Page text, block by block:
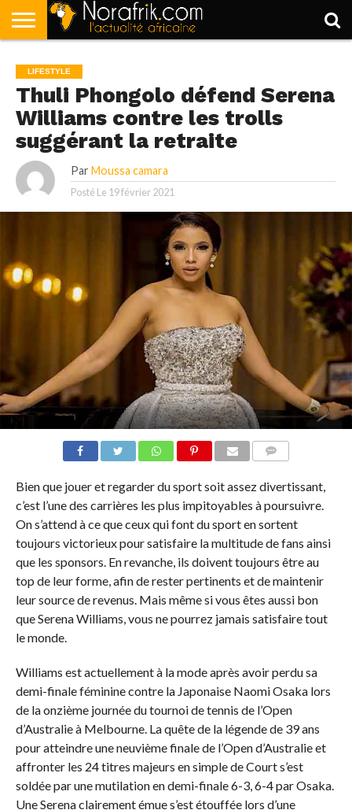
POLITIQUE
SOCIÉTÉ
ECONOMIE
SPORT
LIFESTYLE
LIFESTYLE
Thuli Phongolo défend Serena
Williams contre les trolls
suggérant la retraite
Par Moussa camara
Posté Le 19 février 2021
Bien que jouer et regarder du sport soit assez divertissant,
c’est l’une des carrières les plus impitoyables à poursuivre.
On s’attend à ce que ceux qui font du sport en sortent
toujours victorieux pour satisfaire la multitude de fans ainsi
que les sponsors. En revanche, ils doivent toujours être au
top de leur forme, afin de rester pertinents et de maintenir
leur source de revenus. Mais même si vous êtes aussi bon
que Serena Williams, vous ne pourrez jamais satisfaire tout
le monde.
Williams est actuellement à la mode après avoir perdu sa
demi-finale féminine contre la Japonaise Naomi Osaka lors
de la onzième journée du tournoi de tennis de l’Open
d’Australie à Melbourne. La quête de la légende de 39 ans
pour atteindre une neuvième finale de l’Open d’Australie et
affronter les 24 titres majeurs en simple de Court s’est
soldée par une mutilation en demi-finale 6-3, 6-4 par Osaka.
Une Serena clairement émue s’est étouffée lors d’une